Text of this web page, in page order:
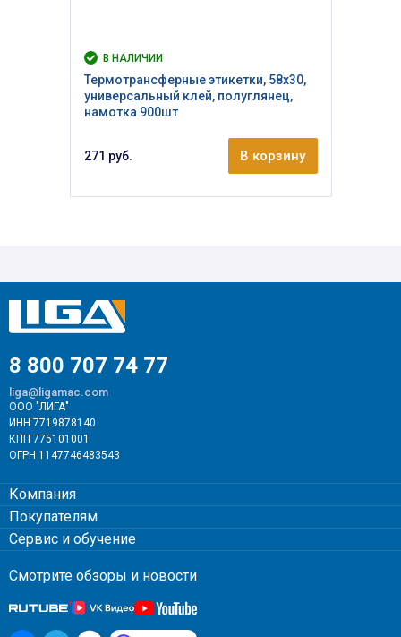
В НАЛИЧИИ
Термотрансферные этикетки, 58х30,
универсальный клей, полуглянец,
намотка 900шт
271 руб. В корзину
8 800 707 74 77
liga@ligamac.com
ООО "ЛИГА"
ИНН 7719878140
КПП 775101001
ОГРН 1147746483543
Компания
Покупателям
Сервис и обучение
Смотрите обзоры и новости